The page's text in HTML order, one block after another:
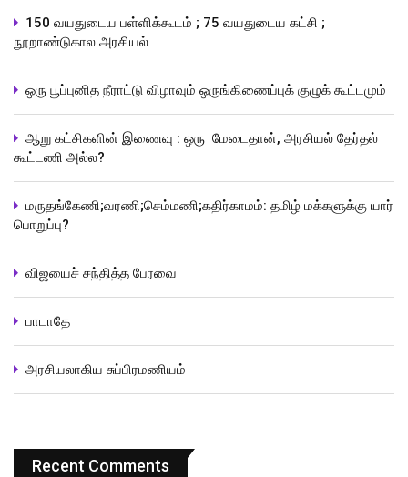
150 வயதுடைய பள்ளிக்கூடம் ; 75 வயதுடைய கட்சி ;
நூறாண்டுகால அரசியல்
ஒரு பூப்புனித நீராட்டு விழாவும் ஒருங்கிணைப்புக் குழுக் கூட்டமும்
ஆறு கட்சிகளின் இணைவு : ஒரு மேடைதான், அரசியல் தேர்தல்
கூட்டணி அல்ல?
மருதங்கேணி;வரணி;செம்மணி;கதிர்காமம்: தமிழ் மக்களுக்கு யார்
பொறுப்பு?
விஜயைச் சந்தித்த பேரவை
பாடாதே
அரசியலாகிய சுப்பிரமணியம்
Recent Comments